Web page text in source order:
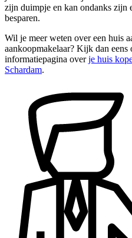
zijn duimpje en kan ondanks zijn
besparen.
Wil je meer weten over een huis
aankoopmakelaar? Kijk dan eens
informatiepagina overje huis
Schardam.